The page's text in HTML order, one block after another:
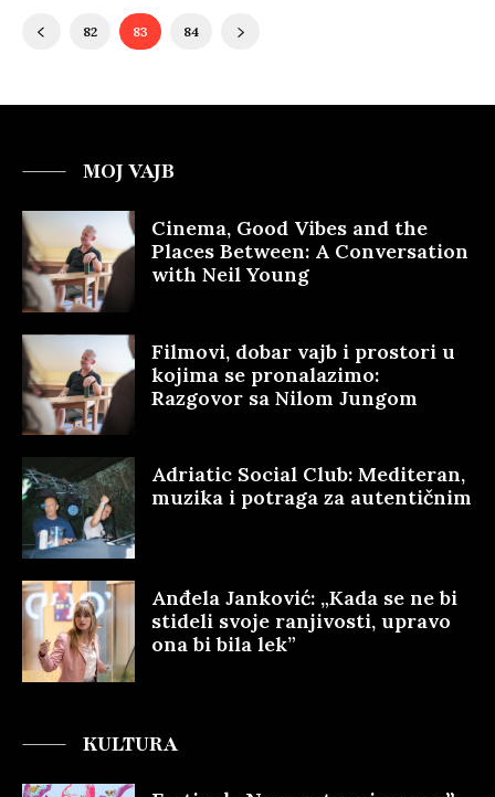
82 83 84
MOJ VAJB
Cinema, Good Vibes and the
Places Between: A Conversation
with Neil Young
Filmovi, dobar vajb i prostori u
kojima se pronalazimo:
Razgovor sa Nilom Jungom
Adriatic Social Club: Mediteran,
muzika i potraga za autentičnim
Anđela Janković: „Kada se ne bi
stideli svoje ranjivosti, upravo
ona bi bila lek”
KULTURA